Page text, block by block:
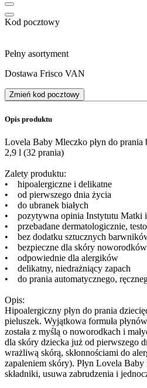
Kod pocztowy
Pełny asortyment
Dostawa Frisco VAN
Zmień kod pocztowy
Opis produktu
Lovela Baby Mleczko płyn do
2,9 l (32 prania)
Zalety produktu:
• hipoalergiczne i delikatne
• od pierwszego dnia życia
• do ubranek białych
• pozytywna opinia Instytutu Matki
• przebadane dermatologicznie,
• bez dodatku sztucznych
• bezpieczne dla skóry noworodków
• odpowiednie dla alergików
• delikatny, niedrażniący zapach
• do prania automatycznego,
Opis:
Hipoalergiczny płyn do prania
pieluszek. Wyjątkowa formuła
została z myślą o noworodkach i
dla skóry dziecka już od pierwszego
wrażliwą skórą, skłonnościami do
zapaleniem skóry). Płyn Lovela Baby
składniki, usuwa zabrudzenia i